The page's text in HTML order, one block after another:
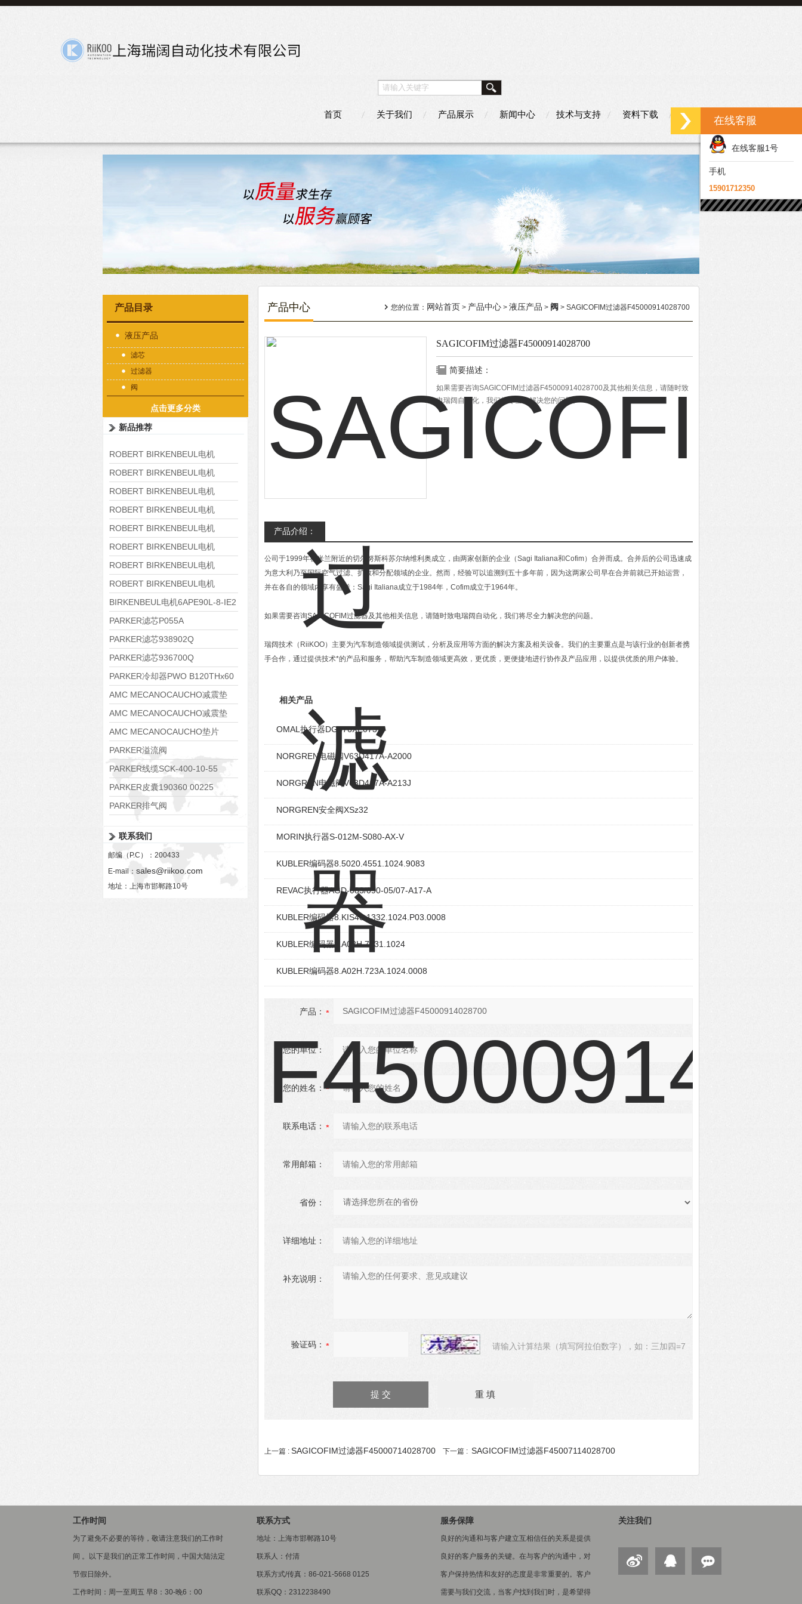
首页 关于我们 产品展示 新闻中心 技术与支持 资料下载 联系我们
产品目录
液压产品
滤芯
过滤器
阀
点击更多分类
新品推荐
ROBERT BIRKENBEUL电机
8APE225M-4-IE3
ROBERT BIRKENBEUL电机
8APE180L-4 IE3
ROBERT BIRKENBEUL电机
8APE160M-6 IE3
ROBERT BIRKENBEUL电机
8APE160L-4-IE3
ROBERT BIRKENBEUL电机
8APE112M-6K-IE3
ROBERT BIRKENBEUL电机
8APE100L-2 IE3
ROBERT BIRKENBEUL电机
8APE90S-4 IE3
ROBERT BIRKENBEUL电机
8APE80M-2K-IE3
BIRKENBEUL电机6APE90L-8-IE2
PARKER滤芯P055A
PARKER滤芯938902Q
PARKER滤芯936700Q
PARKER冷却器PWO B120THx60
AMC MECANOCAUCHO减震垫
138552
AMC MECANOCAUCHO减震垫
138551
AMC MECANOCAUCHO垫片
608074
PARKER溢流阀
RE06M35W2N1KWXG087
PARKER线缆SCK-400-10-55
PARKER皮囊190360 00225
PARKER排气阀
联系我们
邮编（P.C）：200433
E-mail： sales@riikoo.com
地址：上海市邯郸路10号
产品中心 您的位置： 网站首页 > 产品中心 > 液压产品 > 阀 > SAGICOFIM过滤器F45000914028700
SAGICOFIM过滤器F45000914028700
简要描述：
如果需要咨询SAGICOFIM过滤器F45000914028700及其他相关信息，请随时致
电瑞阔自动化，我们将尽全力解决您的问题。
产品介绍：
公司于1999年在米兰附近的切尔努斯科苏尔纳维利奥成立，由两家创新的企业（Sagi Italiana和Cofim）合并而成。合并后的公司迅速成
为意大利乃至国际空气过滤、扩散和分配领域的企业。然而，经验可以追溯到五十多年前，因为这两家公司早在合并前就已开始运营，
并在各自的领域内享有盛誉：Sagi Italiana成立于1984年，Cofim成立于1964年。
如果需要咨询SAGICOFIM过滤器及其他相关信息，请随时致电瑞阔自动化，我们将尽全力解决您的问题。
瑞阔技术（RiiKOO）主要为汽车制造领域提供测试，分析及应用等方面的解决方案及相关设备。我们的主要重点是与该行业的创新者携
手合作，通过提供技术*的产品和服务，帮助汽车制造领域更高效，更优质，更便捷地进行协作及产品应用，以提供优质的用户体验。
相关产品
OMAL执行器DG876XE073
NORGREN电磁阀V63D417A-A2000
NORGREN电磁阀V63D417A-A213J
NORGREN安全阀XSz32
MORIN执行器S-012M-S080-AX-V
KUBLER编码器8.5020.4551.1024.9083
REVAC执行器AGD-083/090-05/07-A17-A
KUBLER编码器8.KIS40.1332.1024.P03.0008
KUBLER编码器8.A02H.7131.1024
KUBLER编码器8.A02H.723A.1024.0008
产品：
您的单位：
您的姓名：
联系电话：
常用邮箱：
省份：
详细地址：
补充说明：
验证码： 请输入计算结果（填写阿拉伯数字），如：三加四=7
上一篇 : SAGICOFIM过滤器F45000714028700 下一篇 : SAGICOFIM过滤器F45007114028700
工作时间
为了避免不必要的等待，敬请注意我们的工作时
间 。以下是我们的正常工作时间，中国大陆法定
节假日除外。
工作时间：周一至周五 早8：30-晚6：00
联系方式
地址：上海市邯郸路10号
联系人：付清
联系方式/传真：86-021-5668 0125
联系QQ：2312238490
服务保障
良好的沟通和与客户建立互相信任的关系是提供
良好的客户服务的关键。在与客户的沟通中，对
客户保持热情和友好的态度是非常重要的。客户
需要与我们交流，当客户找到我们时，是希望得
关注我们
在线客服
在线客服1号
手机
15901712350